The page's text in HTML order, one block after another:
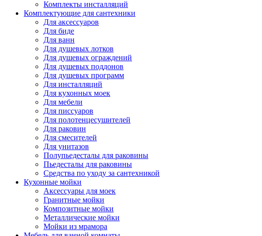
Комплекты инсталляций
Комплектующие для сантехники
Для аксессуаров
Для биде
Для ванн
Для душевых лотков
Для душевых ограждений
Для душевых поддонов
Для душевых программ
Для инсталляций
Для кухонных моек
Для мебели
Для писсуаров
Для полотенцесушителей
Для раковин
Для смесителей
Для унитазов
Полупьедесталы для раковины
Пьедесталы для раковины
Средства по уходу за сантехникой
Кухонные мойки
Аксессуары для моек
Гранитные мойки
Композитные мойки
Металлические мойки
Мойки из мрамора